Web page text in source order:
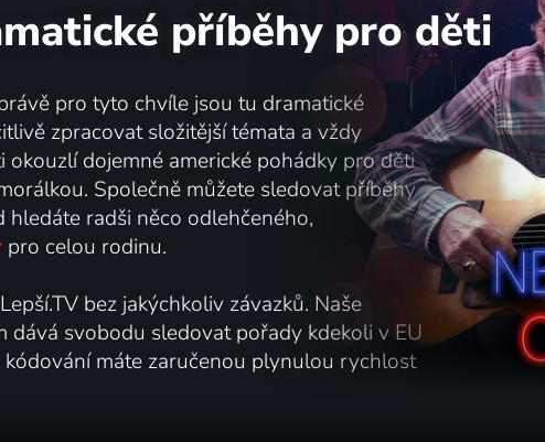
příběhy pro děti
pro tyto chvíle jsou tu dramatické
zpracovat složitější témata a vždy
dojemné americké pohádky pro děti
Společně můžete sledovat příběhy
hledáte radši něco odlehčeného,
pro celou rodinu.
bez jakýchkoliv závazků. Naše
dává svobodu sledovat pořady kdekoli v EU
máte zaručenou plynulou rychlost